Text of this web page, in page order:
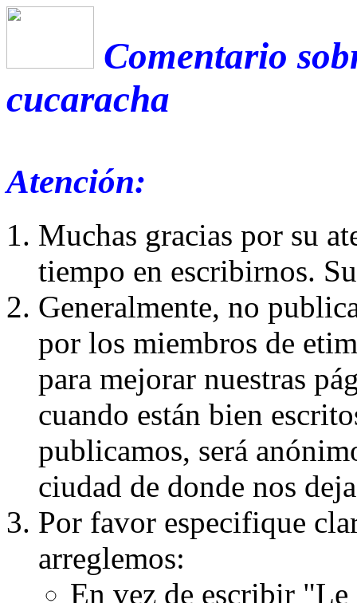
Comentario
cucaracha
Atención:
Muchas gracias por su
tiempo en escribirnos.
Generalmente, no
por los miembros de
para mejorar nuestras
cuando están bien
publicamos, será
ciudad de donde nos
Por favor especifique
arreglemos:
En vez de escribir